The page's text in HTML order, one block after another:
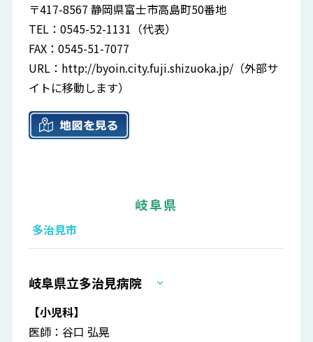
〒417-8567 静岡県富士市高島町50番地
TEL：0545-52-1131（代表）
FAX：0545-51-7077
URL： http://byoin.city.fuji.shizuoka.jp/ （外部サ
イトに移動します）
岐阜県
多治見市
岐阜県立多治見病院
【小児科】
医師：谷口 弘晃